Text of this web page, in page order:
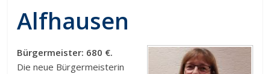
Alfhausen
Bürgermeister: 680 €.
Die neue Bürgermeisterin